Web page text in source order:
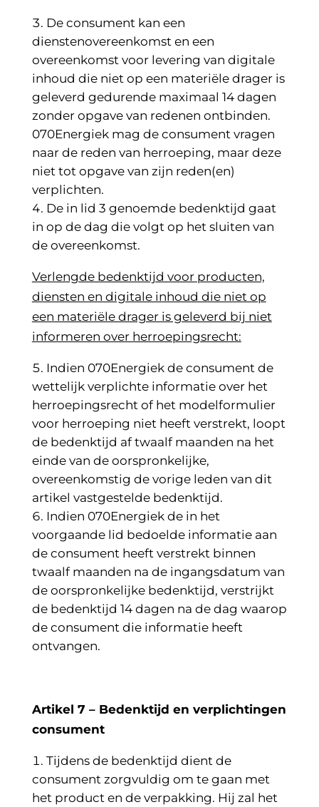
De consument kan een
dienstenovereenkomst en een
overeenkomst voor levering van digitale
inhoud die niet op een materiële drager is
geleverd gedurende maximaal 14 dagen
zonder opgave van redenen ontbinden.
070Energiek mag de consument vragen
naar de reden van herroeping, maar deze
niet tot opgave van zijn reden(en)
verplichten.
De in lid 3 genoemde bedenktijd gaat
in op de dag die volgt op het sluiten van
de overeenkomst.
Verlengde bedenktijd voor producten,
diensten en digitale inhoud die niet op
een materiële drager is geleverd bij niet
informeren over herroepingsrecht:
Indien 070Energiek de consument de
wettelijk verplichte informatie over het
herroepingsrecht of het modelformulier
voor herroeping niet heeft verstrekt, loopt
de bedenktijd af twaalf maanden na het
einde van de oorspronkelijke,
overeenkomstig de vorige leden van dit
artikel vastgestelde bedenktijd.
Indien 070Energiek de in het
voorgaande lid bedoelde informatie aan
de consument heeft verstrekt binnen
twaalf maanden na de ingangsdatum van
de oorspronkelijke bedenktijd, verstrijkt
de bedenktijd 14 dagen na de dag waarop
de consument die informatie heeft
ontvangen.
Artikel 7 – Bedenktijd en verplichtingen
consument
Tijdens de bedenktijd dient de
consument zorgvuldig om te gaan met
het product en de verpakking. Hij zal het